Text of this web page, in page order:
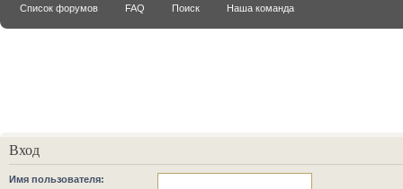
Список форумов FAQ Поиск Наша команда
Вход
Имя пользователя: